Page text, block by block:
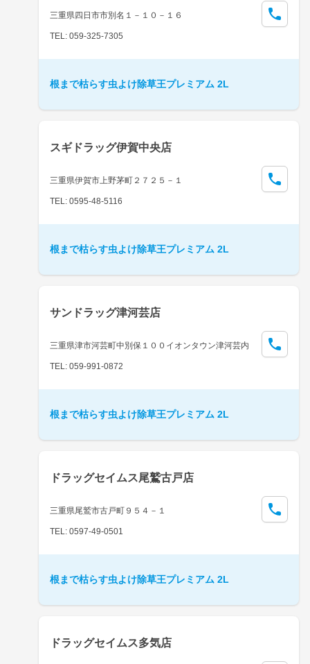
三重県四日市市別名１－１０－１６
TEL: 059-325-7305
根まで枯らす虫よけ除草王プレミアム 2L
スギドラッグ伊賀中央店
三重県伊賀市上野茅町２７２５－１
TEL: 0595-48-5116
根まで枯らす虫よけ除草王プレミアム 2L
サンドラッグ津河芸店
三重県津市河芸町中別保１００イオンタウン津河芸内
TEL: 059-991-0872
根まで枯らす虫よけ除草王プレミアム 2L
ドラッグセイムス尾鷲古戸店
三重県尾鷲市古戸町９５４－１
TEL: 0597-49-0501
根まで枯らす虫よけ除草王プレミアム 2L
ドラッグセイムス多気店